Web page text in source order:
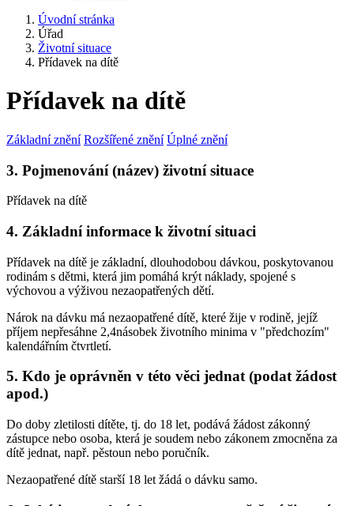
Úvodní stránka
Úřad
Životní situace
Přídavek na dítě
Přídavek na dítě
Základní znění Rozšířené znění Úplné znění
3. Pojmenování (název) životní situace
Přídavek na dítě
4. Základní informace k životní situaci
Přídavek na dítě je základní, dlouhodobou dávkou, poskytovanou
rodinám s dětmi, která jim pomáhá krýt náklady, spojené s
výchovou a výživou nezaopatřených dětí.
Nárok na dávku má nezaopatřené dítě, které žije v rodině, jejíž
příjem nepřesáhne 2,4násobek životního minima v "předchozím"
kalendářním čtvrtletí.
5. Kdo je oprávněn v této věci jednat (podat žádost
apod.)
Do doby zletilosti dítěte, tj. do 18 let, podává žádost zákonný
zástupce nebo osoba, která je soudem nebo zákonem zmocněna za
dítě jednat, např. pěstoun nebo poručník.
Nezaopatřené dítě starší 18 let žádá o dávku samo.